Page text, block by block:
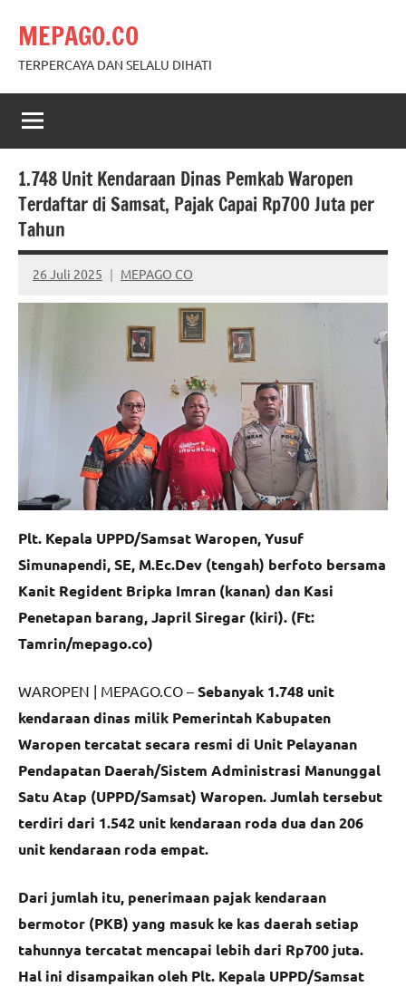
content
MEPAGO.CO
TERPERCAYA DAN SELALU DIHATI
1.748 Unit Kendaraan Dinas Pemkab Waropen
Terdaftar di Samsat, Pajak Capai Rp700 Juta per
Tahun
26 Juli 2025 MEPAGO CO
No
comments
Plt. Kepala UPPD/Samsat Waropen, Yusuf
Simunapendi, SE, M.Ec.Dev (tengah) berfoto bersama
Kanit Regident Bripka Imran (kanan) dan Kasi
Penetapan barang, Japril Siregar (kiri). (Ft:
Tamrin/mepago.co)
WAROPEN | MEPAGO.CO – Sebanyak 1.748 unit
kendaraan dinas milik Pemerintah Kabupaten
Waropen tercatat secara resmi di Unit Pelayanan
Pendapatan Daerah/Sistem Administrasi Manunggal
Satu Atap (UPPD/Samsat) Waropen. Jumlah tersebut
terdiri dari 1.542 unit kendaraan roda dua dan 206
unit kendaraan roda empat.
Dari jumlah itu, penerimaan pajak kendaraan
bermotor (PKB) yang masuk ke kas daerah setiap
tahunnya tercatat mencapai lebih dari Rp700 juta.
Hal ini disampaikan oleh Plt. Kepala UPPD/Samsat